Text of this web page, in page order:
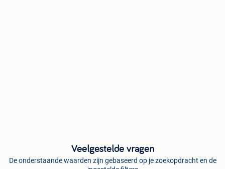
Veelgestelde vragen
De onderstaande waarden zijn gebaseerd op je zoekopdracht en de